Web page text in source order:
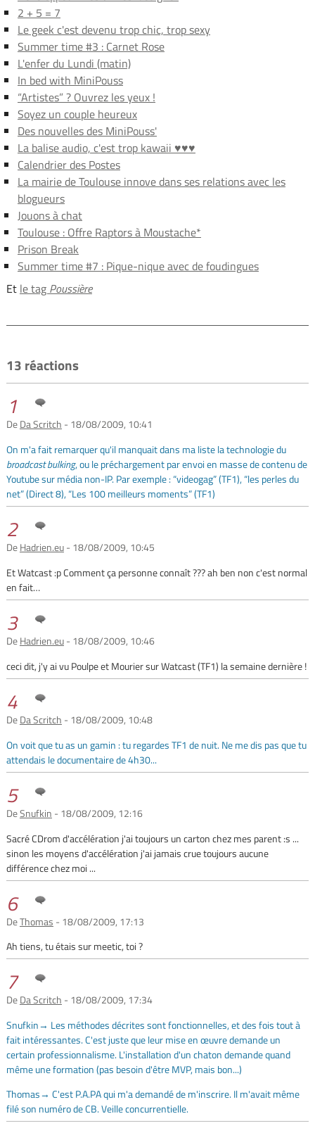
2 + 5 = 7
Le geek c'est devenu trop chic, trop sexy
Summer time #3 : Carnet Rose
L'enfer du Lundi (matin)
In bed with MiniPouss
“Artistes” ? Ouvrez les yeux !
Soyez un couple heureux
Des nouvelles des MiniPouss'
La balise audio, c'est trop kawaii ♥♥♥
Calendrier des Postes
La mairie de Toulouse innove dans ses relations avec les
blogueurs
Jouons à chat
Toulouse : Offre Raptors à Moustache*
Prison Break
Summer time #7 : Pique-nique avec de foudingues
Et le tag Poussière
13 réactions
1
DeDa Scritch - 18/08/2009, 10:41
On m'a fait remarquer qu'il manquait dans ma liste la technologie du
broadcast bulking, ou le préchargement par envoi en masse de contenu de
Youtube sur média non-IP. Par exemple : “videogag” (TF1), “les perles du
net” (Direct 8), “Les 100 meilleurs moments” (TF1)
2
DeHadrien.eu- 18/08/2009, 10:45
Et Watcast :p Comment ça personne connaît ??? ah ben non c'est normal
en fait…
3
DeHadrien.eu- 18/08/2009, 10:46
ceci dit, j'y ai vu Poulpe et Mourier sur Watcast (TF1) la semaine dernière !
4
DeDa Scritch - 18/08/2009, 10:48
On voit que tu as un gamin : tu regardes TF1 de nuit. Ne me dis pas que tu
attendais le documentaire de 4h30...
5
DeSnufkin - 18/08/2009, 12:16
Sacré CDrom d'accélération j'ai toujours un carton chez mes parent :s ...
sinon les moyens d'accélération j'ai jamais crue toujours aucune
différence chez moi ...
6
DeThomas - 18/08/2009, 17:13
Ah tiens, tu étais sur meetic, toi ?
7
DeDa Scritch - 18/08/2009, 17:34
Snufkin→ Les méthodes décrites sont fonctionnelles, et des fois tout à
fait intéressantes. C'est juste que leur mise en œuvre demande un
certain professionnalisme. L'installation d'un chaton demande quand
même une formation (pas besoin d'être MVP, mais bon...)
Thomas→ C'est P.A.PA qui m'a demandé de m'inscrire. Il m'avait même
filé son numéro de CB. Veille concurrentielle.